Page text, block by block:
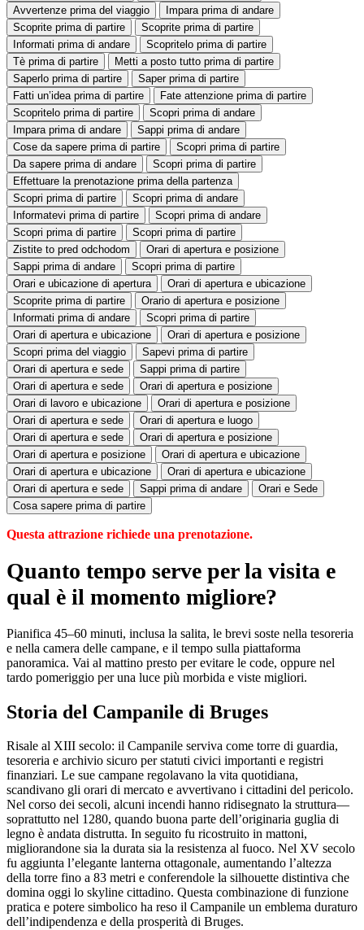
Avvertenze prima del viaggio
Impara prima di andare
Scoprite prima di partire
Scoprite prima di partire
Informati prima di andare
Scopritelo prima di partire
Tè prima di partire
Metti a posto tutto prima di partire
Saperlo prima di partire
Saper prima di partire
Fatti un’idea prima di partire
Fate attenzione prima di partire
Scopritelo prima di partire
Scopri prima di andare
Impara prima di andare
Sappi prima di andare
Cose da sapere prima di partire
Scopri prima di partire
Da sapere prima di andare
Scopri prima di partire
Effettuare la prenotazione prima della partenza
Scopri prima di partire
Scopri prima di andare
Informatevi prima di partire
Scopri prima di andare
Scopri prima di partire
Scopri prima di partire
Zistite to pred odchodom
Orari di apertura e posizione
Sappi prima di andare
Scopri prima di partire
Orari e ubicazione di apertura
Orari di apertura e ubicazione
Scoprite prima di partire
Orario di apertura e posizione
Informati prima di andare
Scopri prima di partire
Orari di apertura e ubicazione
Orari di apertura e posizione
Scopri prima del viaggio
Sapevi prima di partire
Orari di apertura e sede
Sappi prima di partire
Orari di apertura e sede
Orari di apertura e posizione
Orari di lavoro e ubicazione
Orari di apertura e posizione
Orari di apertura e sede
Orari di apertura e luogo
Orari di apertura e sede
Orari di apertura e posizione
Orari di apertura e posizione
Orari di apertura e ubicazione
Orari di apertura e ubicazione
Orari di apertura e ubicazione
Orari di apertura e sede
Sappi prima di andare
Orari e Sede
Cosa sapere prima di partire
Questa attrazione richiede una prenotazione.
Quanto tempo serve per la visita e
qual è il momento migliore?
Pianifica 45–60 minuti, inclusa la salita, le brevi soste nella tesoreria
e nella camera delle campane, e il tempo sulla piattaforma
panoramica. Vai al mattino presto per evitare le code, oppure nel
tardo pomeriggio per una luce più morbida e viste migliori.
Storia del Campanile di Bruges
Risale al XIII secolo: il Campanile serviva come torre di guardia,
tesoreria e archivio sicuro per statuti civici importanti e registri
finanziari. Le sue campane regolavano la vita quotidiana,
scandivano gli orari di mercato e avvertivano i cittadini del pericolo.
Nel corso dei secoli, alcuni incendi hanno ridisegnato la struttura—
soprattutto nel 1280, quando buona parte dell’originaria guglia di
legno è andata distrutta. In seguito fu ricostruito in mattoni,
migliorandone sia la durata sia la resistenza al fuoco. Nel XV secolo
fu aggiunta l’elegante lanterna ottagonale, aumentando l’altezza
della torre fino a 83 metri e conferendole la silhouette distintiva che
domina oggi lo skyline cittadino. Questa combinazione di funzione
pratica e potere simbolico ha reso il Campanile un emblema duraturo
dell’indipendenza e della prosperità di Bruges.